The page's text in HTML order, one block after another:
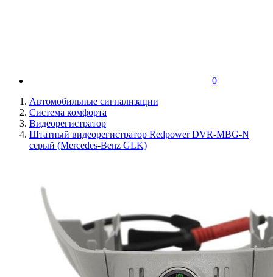
0
Автомобильные сигнализации
Система комфорта
Видеорегистратор
Штатный видеорегистратор Redpower DVR-MBG-N
серый (Mercedes-Benz GLK)